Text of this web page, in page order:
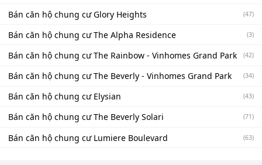
Bán căn hộ chung cư Glory Heights (47)
Bán căn hộ chung cư The Alpha Residence (3)
Bán căn hộ chung cư The Rainbow - Vinhomes Grand Park (42)
Bán căn hộ chung cư The Beverly - Vinhomes Grand Park (34)
Bán căn hộ chung cư Elysian (43)
Bán căn hộ chung cư The Beverly Solari (71)
Bán căn hộ chung cư Lumiere Boulevard (63)